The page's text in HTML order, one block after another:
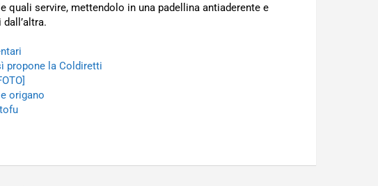
quali servire, mettendolo in una padellina antiaderente e
propone la Coldiretti
origano